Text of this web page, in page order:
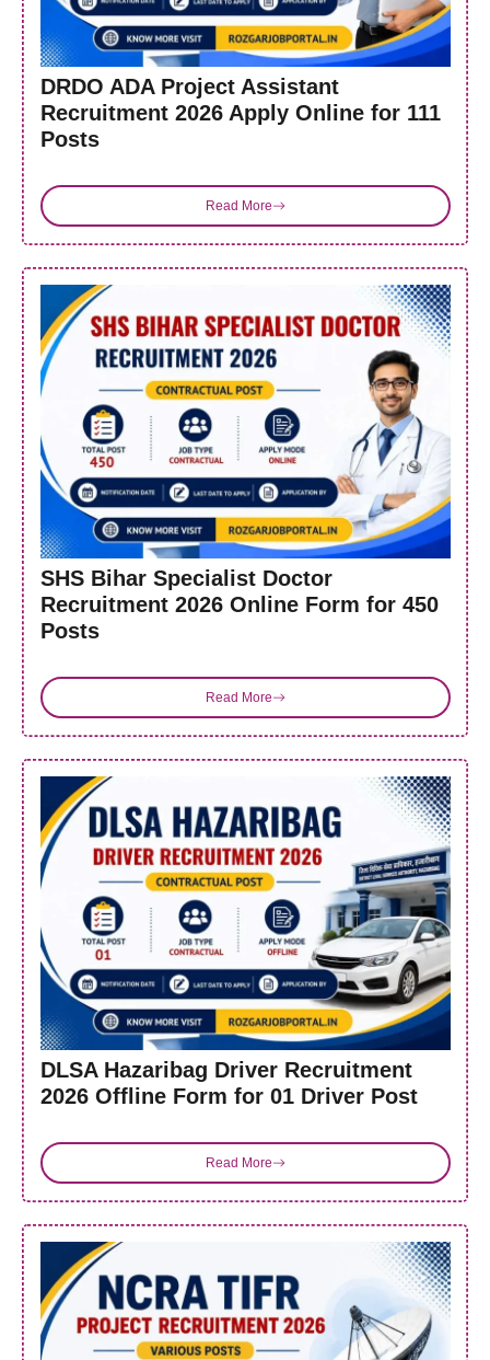
DRDO ADA Project Assistant
Recruitment 2026 Apply Online for 111
Posts
Read More
SHS Bihar Specialist Doctor
Recruitment 2026 Online Form for 450
Posts
Read More
DLSA Hazaribag Driver Recruitment
2026 Offline Form for 01 Driver Post
Read More